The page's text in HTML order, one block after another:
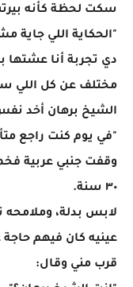
سكت لحظة كأنه
"الحكاية اللي
دي تجربة أنا عشتها
مختلف عن كل اللي
الشيخ برهان أخد
"في يوم كنت راجع
وقفت جنبي عربية
٣٠ سنة.
لابس بدلة،
عينيه كان فيهم
قرب مني وقال: